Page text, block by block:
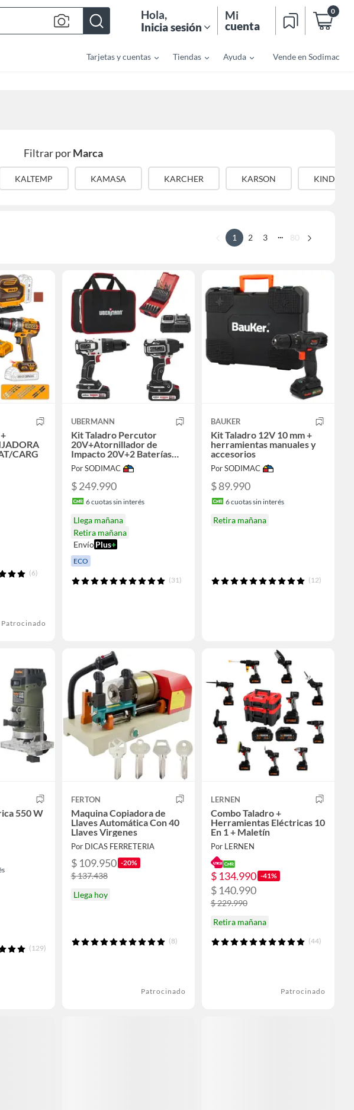
Hola,
Inicia sesión
Mi
cuenta
0
Tarjetas y cuentas Tiendas Ayuda Vende en Sodimac
Filtrar porMarca
KALTEMP KAMASA KARCHER KARSON KINDA
1 2 3 ... 80
CARG
(6)
Patrocinado
UBERMANN
Kit Taladro Percutor
20V+Atornillador de
Impacto 20V+2 Baterías
2AH+Cargador+25 Acc
Por SODIMAC
$ 249.990
6cuotas sin interés
Llega mañana
Retira mañana
EnvíoPlus+
ECO
(31)
BAUKER
Kit Taladro 12V 10 mm +
herramientas manuales y
accesorios
Por SODIMAC
$ 89.990
6cuotas sin interés
Retira mañana
(12)
550 W
(129)
FERTON
Maquina Copiadora de
Llaves Automática Con 40
Llaves Virgenes
Por DICAS FERRETERIA
$ 109.950 -20%
$ 137.438
Llega hoy
(8)
Patrocinado
LERNEN
Combo Taladro +
Herramientas Eléctricas 10
En 1 + Maletín
Por LERNEN
$ 134.990 -41%
$ 140.990
$ 229.990
Retira mañana
(44)
Patrocinado